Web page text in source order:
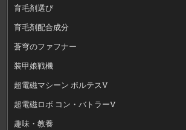
育毛剤選び
育毛剤配合成分
蒼穹のファフナー
装甲娘戦機
超電磁マシーン ボルテスV
超電磁ロボ コン・バトラーV
趣味・教養